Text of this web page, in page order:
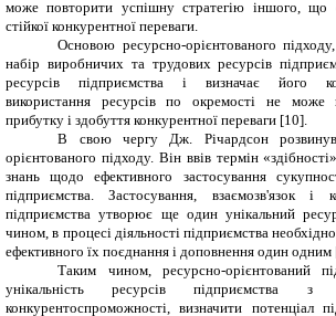
може повторити успішну стратегію іншого, що
стійкої конкурентної переваги.
Основою ресурсно-орієнтованого
набір виробничих та трудових ресурсів
ресурсів підприємства і визначає його
використання ресурсів по окремості не може
прибутку і здобуття конкурентної переваги [10].
В свою чергу Дж. Річардсон
орієнтованого підходу. Він ввів термін
знань щодо ефективного застосування
підприємства. Застосування, взаємозв'язок і
підприємства утворює ще один унікальний
чином, в процесі діяльності підприємства
ефективного їх поєднання і доповнення один одним
Таким чином, ресурсно-орієнтований
унікальність ресурсів
конкурентоспроможності, визначити потенціал